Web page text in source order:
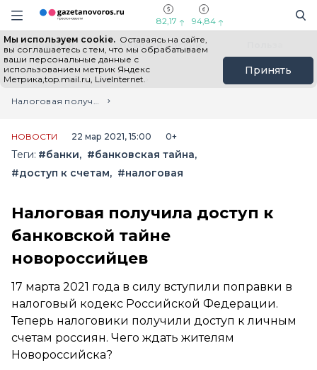
Информационный портал "ГазетаНоворос.ру"
Навигация сайта
82,17 94,84
Мы используем cookie. Оставаясь на сайте,
вы соглашаетесь с тем, что мы обрабатываем
ваши персональные данные с
использованием метрик Яндекс
Метрика,top.mail.ru, LiveInternet.
Принять
Все новости Новости России
Главная
Лента новостей
Налоговая получила доступ к банковской тайне новороссийцев
НОВОСТИ 22 мар 2021, 15:00 0+
Теги: #банки
#банковская тайна
#доступ к счетам
#налоговая
Налоговая получила доступ к
банковской тайне
новороссийцев
17 марта 2021 года в силу вступили поправки в
налоговый кодекс Российской Федерации.
Теперь налоговики получили доступ к личным
счетам россиян. Чего ждать жителям
Новороссийска?